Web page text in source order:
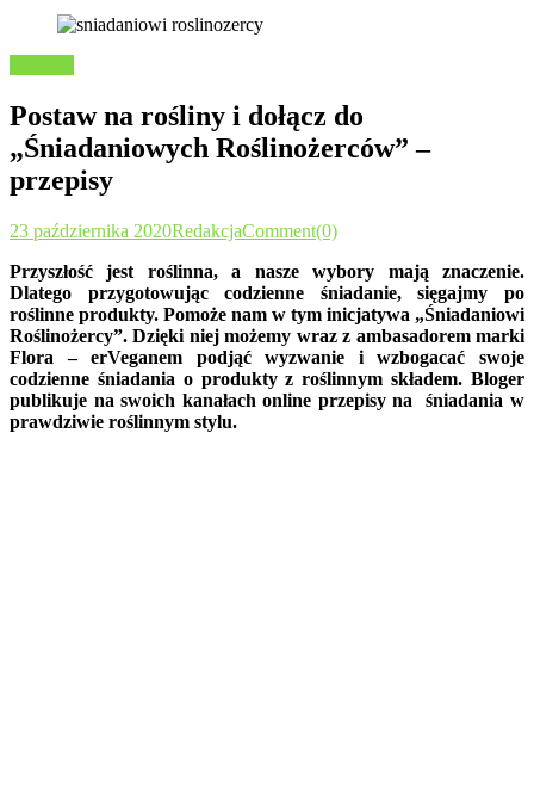
Postaw na rośliny i dołącz do
„Śniadaniowych Roślinożerców” –
przepisy
23 października 2020RedakcjaComment(0)
Przyszłość jest roślinna, a nasze wybory mają znaczenie.
Dlatego przygotowując codzienne śniadanie, sięgajmy po
roślinne produkty. Pomoże nam w tym inicjatywa „Śniadaniowi
Roślinożercy”. Dzięki niej możemy wraz z ambasadorem marki
Flora – erVeganem podjąć wyzwanie i wzbogacać swoje
codzienne śniadania o produkty z roślinnym składem. Bloger
publikuje na swoich kanałach online przepisy na śniadania w
prawdziwie roślinnym stylu.